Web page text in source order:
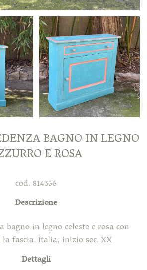
BAGNO IN LEGNO
E ROSA
cod. 814366
Descrizione
bagno in legno celeste e rosa con
la fascia. Italia, inizio sec. XX
Dettagli